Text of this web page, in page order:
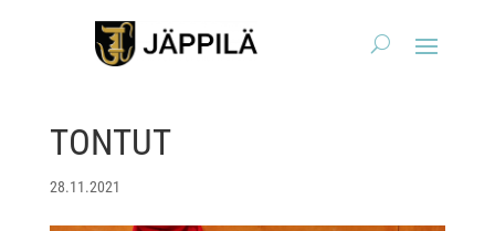
TONTUT
28.11.2021